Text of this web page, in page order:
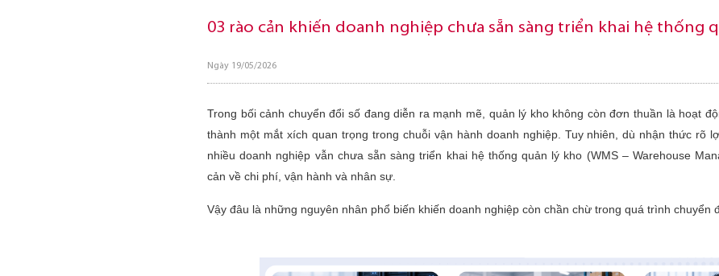
03 rào cản khiến doanh nghiệp chưa sẵn sàng triển khai hệ thống
Ngày 19/05/2026
Trong bối cảnh chuyển đổi số đang diễn ra mạnh mẽ, quản lý kho không còn đơn thuần là hoạt
thành một mắt xích quan trọng trong chuỗi vận hành doanh nghiệp. Tuy nhiên, dù nhận thức rõ
nhiều doanh nghiệp vẫn chưa sẵn sàng triển khai hệ thống quản lý kho (WMS – Warehouse
cản về chi phí, vận hành và nhân sự.
Vậy đâu là những nguyên nhân phổ biến khiến doanh nghiệp còn chần chừ trong quá trình chuyển